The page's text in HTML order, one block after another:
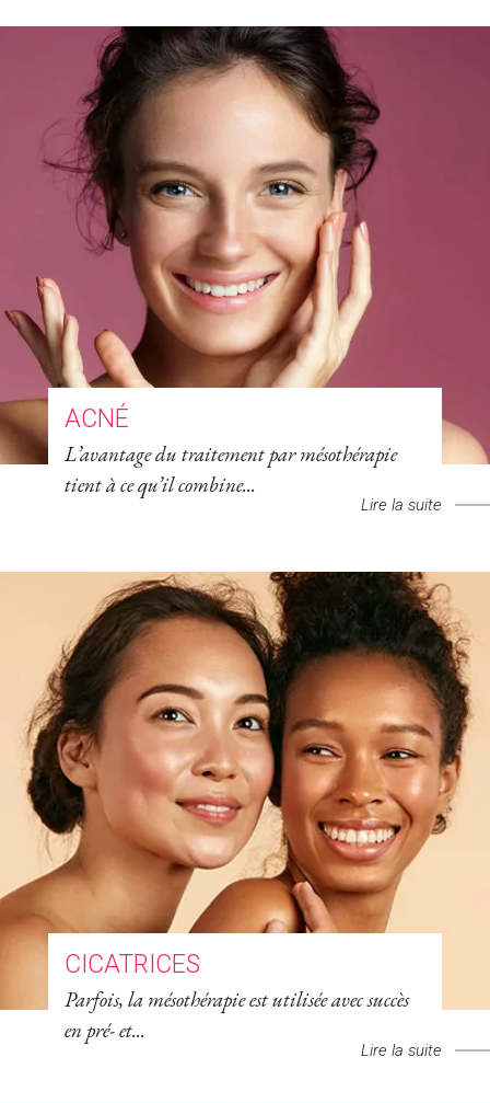
ACNÉ
L’avantage du traitement par mésothérapie
tient à ce qu’il combine...
Lire la suite
CICATRICES
Parfois, la mésothérapie est utilisée avec succès
en pré- et...
Lire la suite